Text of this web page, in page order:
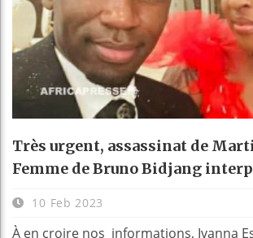
Très urgent, assassinat de
Femme de Bruno Bidjang
10 Feb 2023
À en croire nos informations, Ivanna